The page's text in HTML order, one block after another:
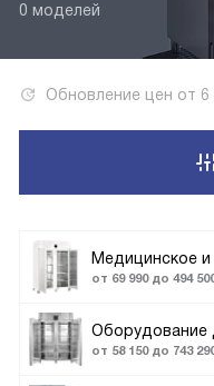
0 моделей
Обновление цен от 6
Медицинское
от 69 990 до 494
Оборудование
от 58 150 до 743